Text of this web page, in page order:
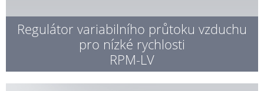
Regulátor variabilního průtoku vzduchu
pro nízké rychlosti
RPM-LV